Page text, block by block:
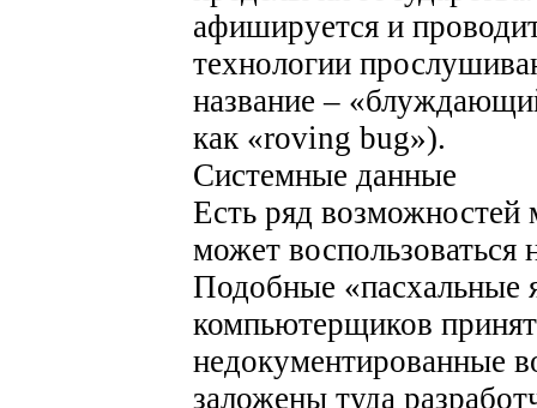
афишируется и
технологии
название –
как «roving bug»).
Системные данные
Есть ряд возможностей
может воспользоваться
Подобные «пасхальные
компьютерщиков
недокументированные
заложены туда